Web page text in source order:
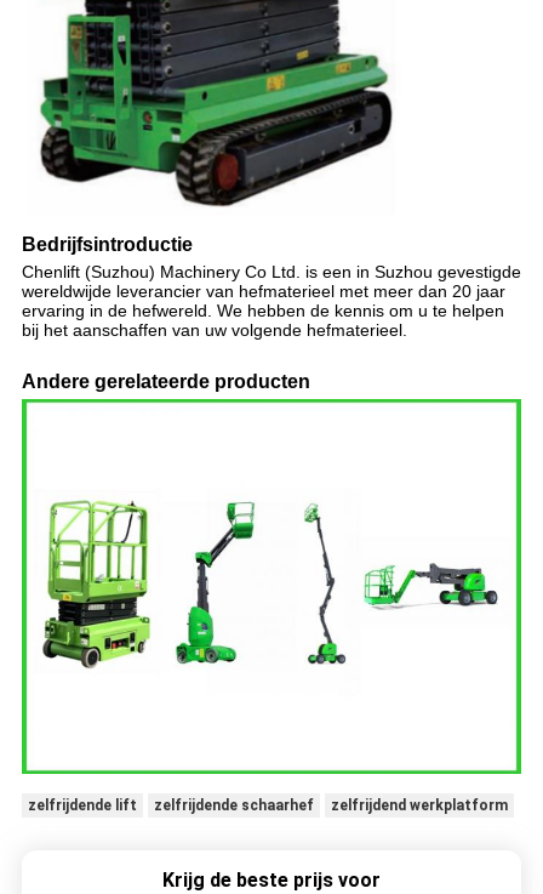
Bedrijfsintroductie
Chenlift (Suzhou) Machinery Co Ltd. is een in Suzhou gevestigde
wereldwijde leverancier van hefmaterieel met meer dan 20 jaar
ervaring in de hefwereld. We hebben de kennis om u te helpen
bij het aanschaffen van uw volgende hefmaterieel.
Andere gerelateerde producten
zelfrijdende lift zelfrijdende schaarhef zelfrijdend werkplatform
Krijg de beste prijs voor